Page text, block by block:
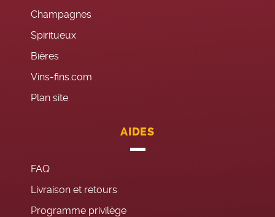
Champagnes
Spiritueux
Bières
Vins-fins.com
Plan site
AIDES
FAQ
Livraison et retours
Programme privilège